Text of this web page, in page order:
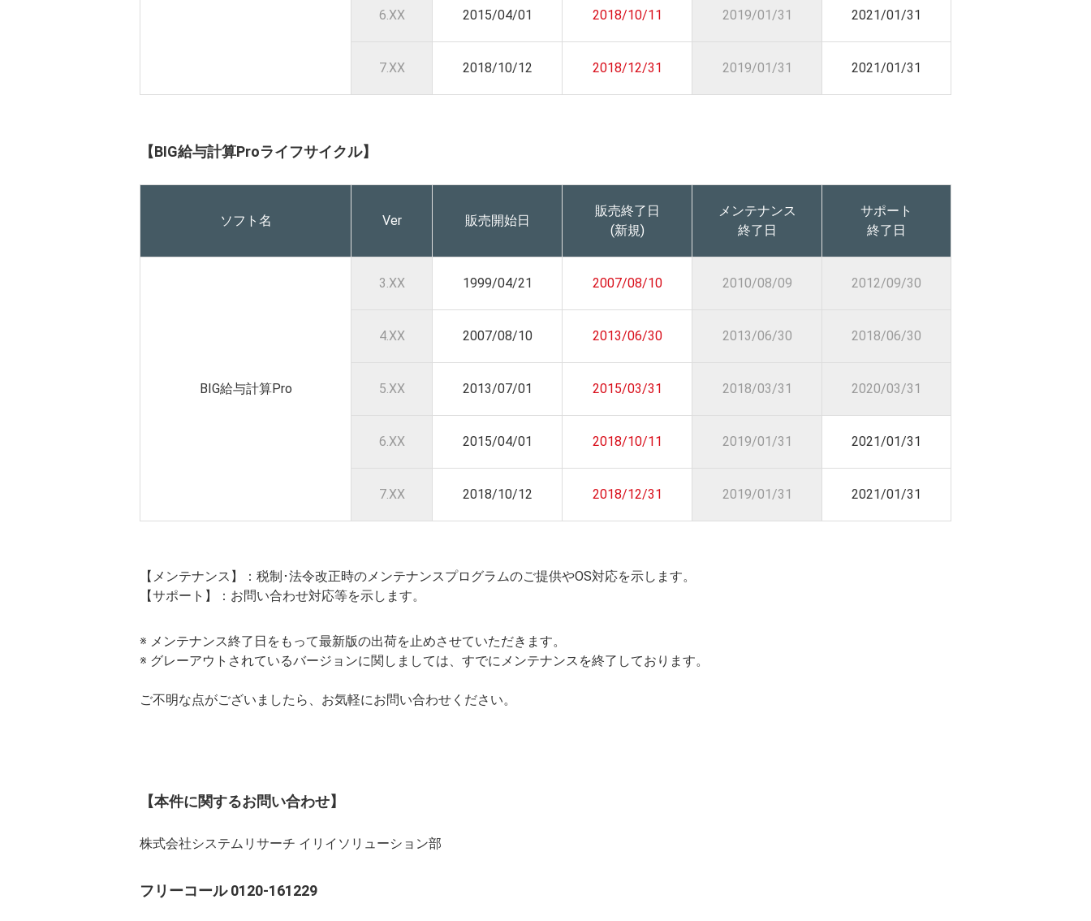
6.XX 2015/04/01 2018/10/11 2019/01/31 2021/01/31
7.XX 2018/10/12 2018/12/31 2019/01/31 2021/01/31
【BIG給与計算Proライフサイクル】
ソフト名 Ver 販売開始日
販売終了日
(新規)
メンテナンス
終了日
サポート
終了日
BIG給与計算Pro
3.XX 1999/04/21 2007/08/10 2010/08/09 2012/09/30
4.XX 2007/08/10 2013/06/30 2013/06/30 2018/06/30
5.XX 2013/07/01 2015/03/31 2018/03/31 2020/03/31
6.XX 2015/04/01 2018/10/11 2019/01/31 2021/01/31
7.XX 2018/10/12 2018/12/31 2019/01/31 2021/01/31
【メンテナンス】：税制･法令改正時のメンテナンスプログラムのご提供やOS対応を示します。
【サポート】：お問い合わせ対応等を示します。
※ メンテナンス終了日をもって最新版の出荷を止めさせていただきます。
※ グレーアウトされているバージョンに関しましては、すでにメンテナンスを終了しております。
ご不明な点がございましたら、お気軽にお問い合わせください。
【本件に関するお問い合わせ】
株式会社システムリサーチ イリイソリューション部
フリーコール 0120-161229